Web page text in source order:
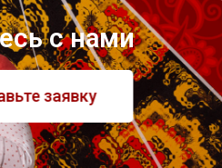
с нами
заявку